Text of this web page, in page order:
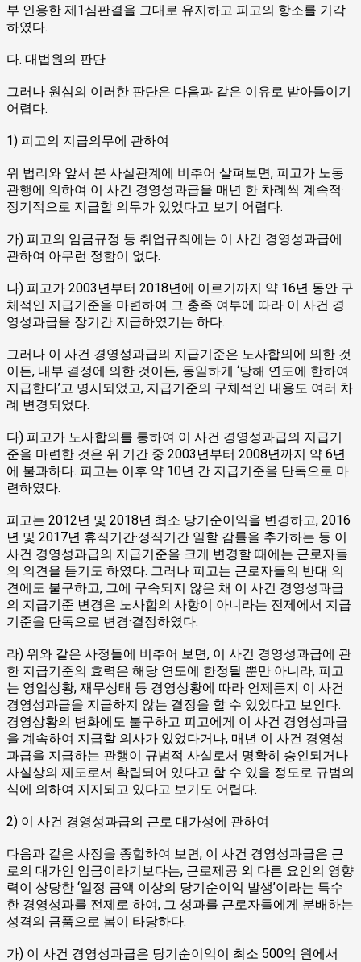
부 인용한 제1심판결을 그대로 유지하고 피고의 항소를 기각
하였다.
다. 대법원의 판단
그러나 원심의 이러한 판단은 다음과 같은 이유로 받아들이기
어렵다.
1) 피고의 지급의무에 관하여
위 법리와 앞서 본 사실관계에 비추어 살펴보면, 피고가 노동
관행에 의하여 이 사건 경영성과급을 매년 한 차례씩 계속적·
정기적으로 지급할 의무가 있었다고 보기 어렵다.
가) 피고의 임금규정 등 취업규칙에는 이 사건 경영성과급에
관하여 아무런 정함이 없다.
나) 피고가 2003년부터 2018년에 이르기까지 약 16년 동안 구
체적인 지급기준을 마련하여 그 충족 여부에 따라 이 사건 경
영성과급을 장기간 지급하였기는 하다.
그러나 이 사건 경영성과급의 지급기준은 노사합의에 의한 것
이든, 내부 결정에 의한 것이든, 동일하게 ‘당해 연도에 한하여
지급한다’고 명시되었고, 지급기준의 구체적인 내용도 여러 차
례 변경되었다.
다) 피고가 노사합의를 통하여 이 사건 경영성과급의 지급기
준을 마련한 것은 위 기간 중 2003년부터 2008년까지 약 6년
에 불과하다. 피고는 이후 약 10년 간 지급기준을 단독으로 마
련하였다.
피고는 2012년 및 2018년 최소 당기순이익을 변경하고, 2016
년 및 2017년 휴직기간·정직기간 일할 감률을 추가하는 등 이
사건 경영성과급의 지급기준을 크게 변경할 때에는 근로자들
의 의견을 듣기도 하였다. 그러나 피고는 근로자들의 반대 의
견에도 불구하고, 그에 구속되지 않은 채 이 사건 경영성과급
의 지급기준 변경은 노사합의 사항이 아니라는 전제에서 지급
기준을 단독으로 변경·결정하였다.
라) 위와 같은 사정들에 비추어 보면, 이 사건 경영성과급에 관
한 지급기준의 효력은 해당 연도에 한정될 뿐만 아니라, 피고
는 영업상황, 재무상태 등 경영상황에 따라 언제든지 이 사건
경영성과급을 지급하지 않는 결정을 할 수 있었다고 보인다.
경영상황의 변화에도 불구하고 피고에게 이 사건 경영성과급
을 계속하여 지급할 의사가 있었다거나, 매년 이 사건 경영성
과급을 지급하는 관행이 규범적 사실로서 명확히 승인되거나
사실상의 제도로서 확립되어 있다고 할 수 있을 정도로 규범의
식에 의하여 지지되고 있다고 보기도 어렵다.
2) 이 사건 경영성과급의 근로 대가성에 관하여
다음과 같은 사정을 종합하여 보면, 이 사건 경영성과급은 근
로의 대가인 임금이라기보다는, 근로제공 외 다른 요인의 영향
력이 상당한 ‘일정 금액 이상의 당기순이익 발생’이라는 특수
한 경영성과를 전제로 하여, 그 성과를 근로자들에게 분배하는
성격의 금품으로 봄이 타당하다.
가) 이 사건 경영성과급은 당기순이익이 최소 500억 원에서